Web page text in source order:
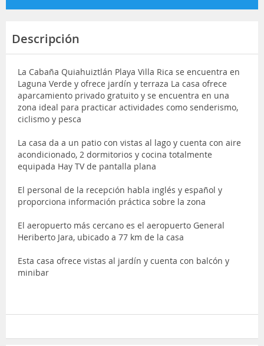
Descripción
La Cabaña Quiahuiztlán Playa Villa Rica se encuentra en
Laguna Verde y ofrece jardín y terraza La casa ofrece
aparcamiento privado gratuito y se encuentra en una
zona ideal para practicar actividades como senderismo,
ciclismo y pesca
La casa da a un patio con vistas al lago y cuenta con aire
acondicionado, 2 dormitorios y cocina totalmente
equipada Hay TV de pantalla plana
El personal de la recepción habla inglés y español y
proporciona información práctica sobre la zona
El aeropuerto más cercano es el aeropuerto General
Heriberto Jara, ubicado a 77 km de la casa
Esta casa ofrece vistas al jardín y cuenta con balcón y
minibar